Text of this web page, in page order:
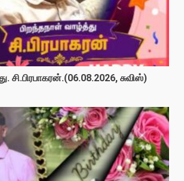
சி.பிரபாகரன்.(06.08.2026, சுவிஸ்)